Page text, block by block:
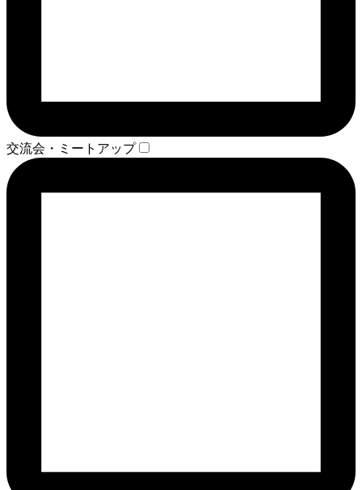
交流会・ミートアップ